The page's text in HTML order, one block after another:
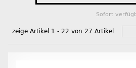
Sofort
zeige Artikel 1 - 22 von 27 Artikel